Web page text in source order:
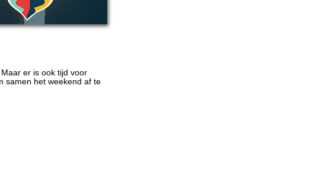
er is ook tijd voor
samen het weekend af te